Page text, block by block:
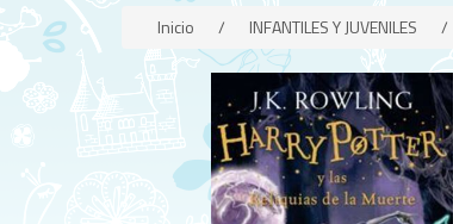
Inicio / INFANTILES Y JUVENILES /